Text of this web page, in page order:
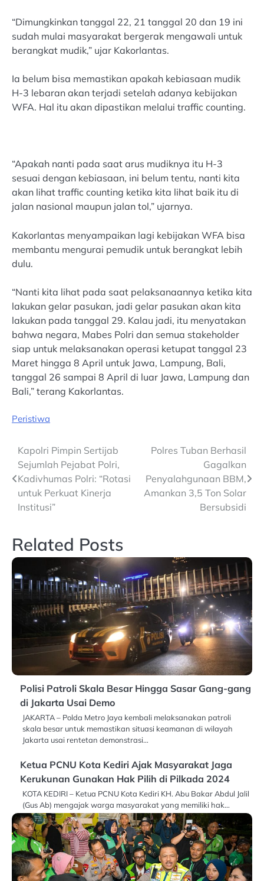
“Dimungkinkan tanggal 22, 21 tanggal 20 dan 19 ini
sudah mulai masyarakat bergerak mengawali untuk
berangkat mudik,” ujar Kakorlantas.
Ia belum bisa memastikan apakah kebiasaan mudik
H-3 lebaran akan terjadi setelah adanya kebijakan
WFA. Hal itu akan dipastikan melalui traffic counting.
“Apakah nanti pada saat arus mudiknya itu H-3
sesuai dengan kebiasaan, ini belum tentu, nanti kita
akan lihat traffic counting ketika kita lihat baik itu di
jalan nasional maupun jalan tol,” ujarnya.
Kakorlantas menyampaikan lagi kebijakan WFA bisa
membantu mengurai pemudik untuk berangkat lebih
dulu.
“Nanti kita lihat pada saat pelaksanaannya ketika kita
lakukan gelar pasukan, jadi gelar pasukan akan kita
lakukan pada tanggal 29. Kalau jadi, itu menyatakan
bahwa negara, Mabes Polri dan semua stakeholder
siap untuk melaksanakan operasi ketupat tanggal 23
Maret hingga 8 April untuk Jawa, Lampung, Bali,
tanggal 26 sampai 8 April di luar Jawa, Lampung dan
Bali,” terang Kakorlantas.
Peristiwa
Post
navigation
Kapolri Pimpin Sertijab
Sejumlah Pejabat Polri,
Kadivhumas Polri: “Rotasi
untuk Perkuat Kinerja
Institusi”
Polres Tuban Berhasil
Gagalkan
Penyalahgunaan BBM,
Amankan 3,5 Ton Solar
Bersubsidi
Related Posts
Polisi Patroli Skala Besar Hingga Sasar Gang-gang
di Jakarta Usai Demo
JAKARTA – Polda Metro Jaya kembali melaksanakan patroli
skala besar untuk memastikan situasi keamanan di wilayah
Jakarta usai rentetan demonstrasi…
Ketua PCNU Kota Kediri Ajak Masyarakat Jaga
Kerukunan Gunakan Hak Pilih di Pilkada 2024
KOTA KEDIRI – Ketua PCNU Kota Kediri KH. Abu Bakar Abdul Jalil
(Gus Ab) mengajak warga masyarakat yang memiliki hak…